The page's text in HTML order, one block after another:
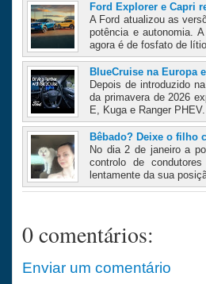
Ford Explorer e Capri
A Ford atualizou as
potência e autonomia.
agora é de fosfato de
BlueCruise na Europa
Depois de introduzido
da primavera de 2026
E, Kuga e Ranger
Bêbado? Deixe o filho
No dia 2 de janeiro a
controlo de
lentamente da sua
0 comentários:
Enviar um comentário